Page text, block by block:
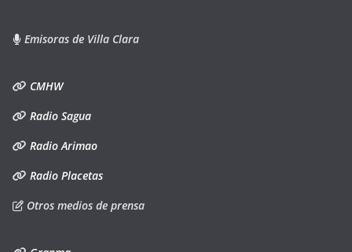
Emisoras de Villa Clara
CMHW
Radio Sagua
Radio Arimao
Radio Placetas
Otros medios de prensa